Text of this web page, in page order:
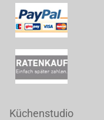
Küchenstudio